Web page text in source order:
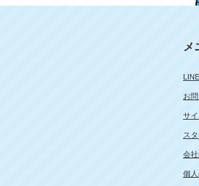
メ
お
サ
ス
会
個